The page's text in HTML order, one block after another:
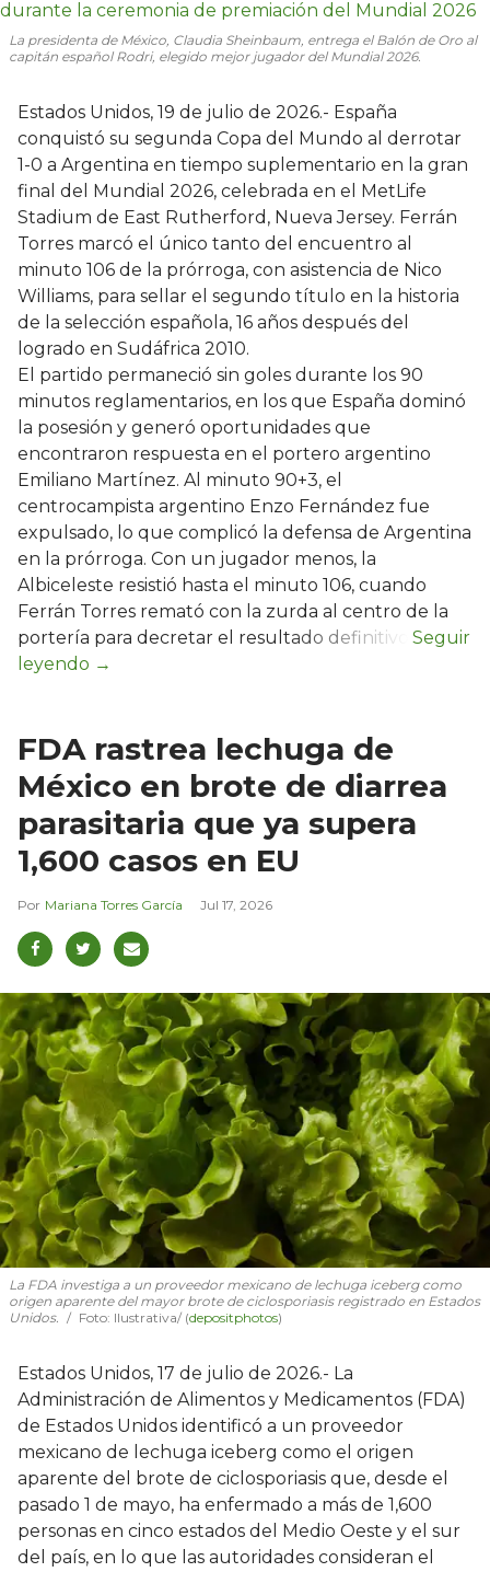
La presidenta de México, Claudia Sheinbaum, entrega el Balón de Oro al
capitán español Rodri, elegido mejor jugador del Mundial 2026.
Estados Unidos, 19 de julio de 2026.- España
conquistó su segunda Copa del Mundo al derrotar
1-0 a Argentina en tiempo suplementario en la gran
final del Mundial 2026, celebrada en el MetLife
Stadium de East Rutherford, Nueva Jersey. Ferrán
Torres marcó el único tanto del encuentro al
minuto 106 de la prórroga, con asistencia de Nico
Williams, para sellar el segundo título en la historia
de la selección española, 16 años después del
logrado en Sudáfrica 2010.
El partido permaneció sin goles durante los 90
minutos reglamentarios, en los que España dominó
la posesión y generó oportunidades que
encontraron respuesta en el portero argentino
Emiliano Martínez. Al minuto 90+3, el
centrocampista argentino Enzo Fernández fue
expulsado, lo que complicó la defensa de Argentina
en la prórroga. Con un jugador menos, la
Albiceleste resistió hasta el minuto 106, cuando
Ferrán Torres remató con la zurda al centro de la
portería para decretar el resultado definitivo.
FDA rastrea lechuga de
México en brote de diarrea
parasitaria que ya supera
1,600 casos en EU
Mariana Torres García Jul 17, 2026
La FDA investiga a un proveedor mexicano de lechuga iceberg como
origen aparente del mayor brote de ciclosporiasis registrado en Estados
Unidos.
Foto: Ilustrativa/ (depositphotos)
Estados Unidos, 17 de julio de 2026.- La
Administración de Alimentos y Medicamentos (FDA)
de Estados Unidos identificó a un proveedor
mexicano de lechuga iceberg como el origen
aparente del brote de ciclosporiasis que, desde el
pasado 1 de mayo, ha enfermado a más de 1,600
personas en cinco estados del Medio Oeste y el sur
del país, en lo que las autoridades consideran el